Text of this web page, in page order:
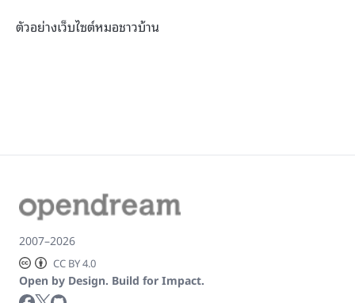
ตัวอย่างเว็บไซต์หมอชาวบ้าน
2007–2026
CC BY 4.0
Open by Design. Build for Impact.